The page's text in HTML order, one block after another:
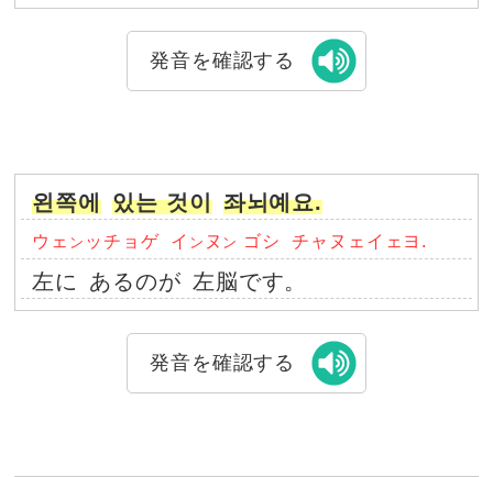
発音を確認する
왼쪽에 있는 것이 좌뇌예요.
ウェ ン ッチョゲ イ ン ヌ ン ゴシ チャヌェイェヨ.
左に あるのが 左脳です。
発音を確認する